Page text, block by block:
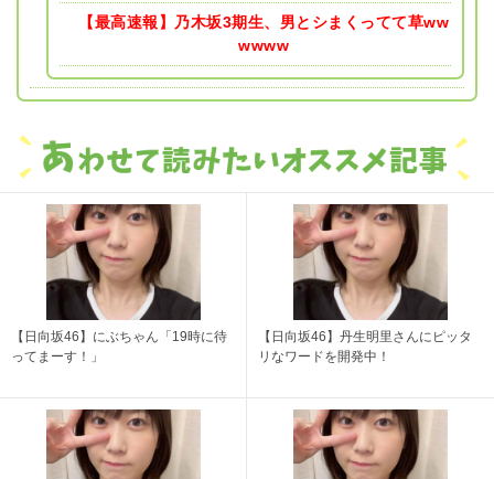
【最高速報】乃木坂3期生、男とシまくってて草ww
wwww
【日向坂46】にぶちゃん「19時に待
ってまーす！」
【日向坂46】丹生明里さんにピッタ
リなワードを開発中！